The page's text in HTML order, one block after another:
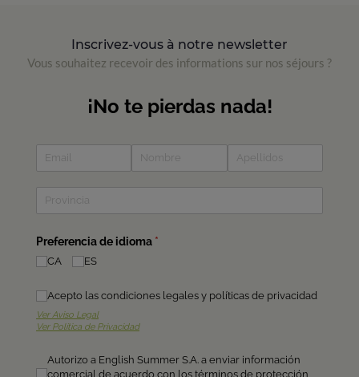
Inscrivez-vous à notre newsletter
Vous souhaitez recevoir des informations sur nos séjours ?